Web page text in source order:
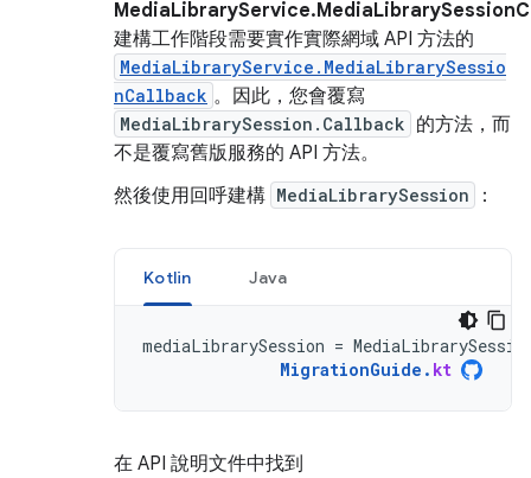
建構工作階段需要實作實際網域 API 方法的
MediaLibraryService.MediaLibrarySessio
nCallback 。因此，您會覆寫
MediaLibrarySession.Callback 的方法，而
不是覆寫舊版服務的 API 方法。
然後使用回呼建構 MediaLibrarySession ：
Kotlin Java
mediaLibrarySession =
MigrationGuide . kt
在 API 說明文件中找到